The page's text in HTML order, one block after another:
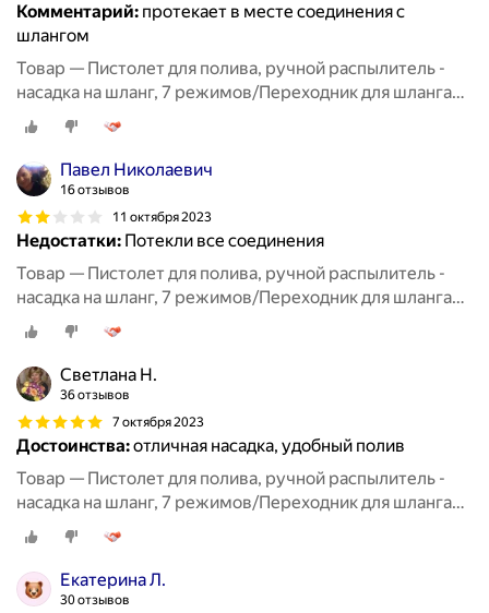
Комментарий: протекает в месте соединения с
шлангом
Товар — Пистолет для полива, ручной распылитель -
насадка на шланг, 7 режимов/Переходник для шланга
3шт/Полив и орошение сада
Павел Николаевич
16 отзывов
11 октября 2023
Недостатки: Потекли все соединения
Товар — Пистолет для полива, ручной распылитель -
насадка на шланг, 7 режимов/Переходник для шланга
3шт/Полив и орошение сада
Светлана Н.
36 отзывов
7 октября 2023
Достоинства:отличная насадка, удобный полив
Товар — Пистолет для полива, ручной распылитель -
насадка на шланг, 7 режимов/Переходник для шланга
3шт/Полив и орошение сада
Екатерина Л.
30 отзывов